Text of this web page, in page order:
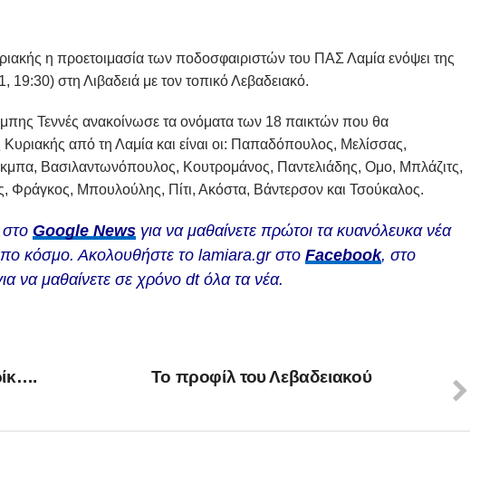
η προετοιμασία των ποδοσφαιριστών του ΠΑΣ Λαμία ενόψει της
19:30) στη Λιβαδειά με τον τοπικό Λεβαδειακό.
Τεννές ανακοίνωσε τα ονόματα των 18 παικτών που θα
από τη Λαμία και είναι οι: Παπαδόπουλος, Μελίσσας,
Βασιλαντωνόπουλος, Κουτρομάνος, Παντελιάδης, Ομο, Μπλάζιτς,
Φράγκος, Μπουλούλης, Πίτι, Ακόστα, Βάντερσον και Τσούκαλος.
Google News για να μαθαίνετε πρώτοι τα κυανόλευκα νέα
κόσμο. Ακολουθήστε το lamiara.gr στο Facebook, στο
να μαθαίνετε σε χρόνο dt όλα τα νέα.
Το προφίλ του Λεβαδειακού